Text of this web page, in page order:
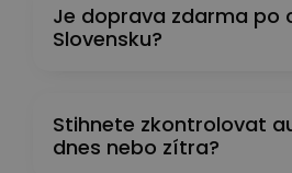
Je doprava zdarma po
Slovensku?
Stihnete zkontrolovat
dnes nebo zítra?